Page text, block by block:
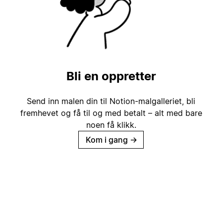
Bli en oppretter
Send inn malen din til Notion-malgalleriet, bli
fremhevet og få til og med betalt – alt med bare
noen få klikk.
Kom i gang →